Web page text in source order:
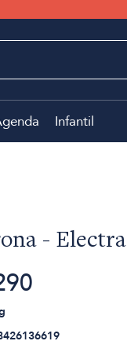
Infantil
- Electra